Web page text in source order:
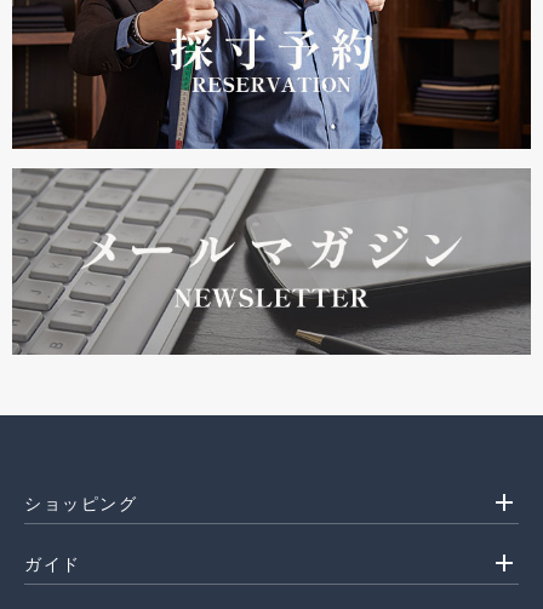
ショッピング add
ガイド add